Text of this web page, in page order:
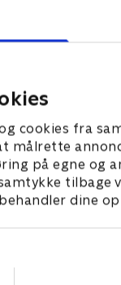
cookies fra
målrette
på egne og
tilbage
dine
og Ethan
om de kan finde
viser Julie en
2023 • 46 min